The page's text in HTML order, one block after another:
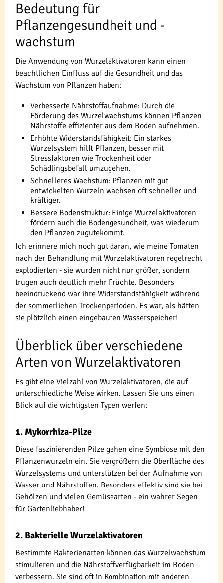
Bedeutung für
Pflanzengesundheit und -
wachstum
Die Anwendung von Wurzelaktivatoren kann einen
beachtlichen Einfluss auf die Gesundheit und das
Wachstum von Pflanzen haben:
Verbesserte Nährstoffaufnahme: Durch die
Förderung des Wurzelwachstums können Pflanzen
Nährstoffe effizienter aus dem Boden aufnehmen.
Erhöhte Widerstandsfähigkeit: Ein starkes
Wurzelsystem hilft Pflanzen, besser mit
Stressfaktoren wie Trockenheit oder
Schädlingsbefall umzugehen.
Schnelleres Wachstum: Pflanzen mit gut
entwickelten Wurzeln wachsen oft schneller und
kräftiger.
Bessere Bodenstruktur: Einige Wurzelaktivatoren
fördern auch die Bodengesundheit, was wiederum
den Pflanzen zugutekommt.
Ich erinnere mich noch gut daran, wie meine Tomaten
nach der Behandlung mit Wurzelaktivatoren regelrecht
explodierten - sie wurden nicht nur größer, sondern
trugen auch deutlich mehr Früchte. Besonders
beeindruckend war ihre Widerstandsfähigkeit während
der sommerlichen Trockenperioden. Es war, als hätten
sie plötzlich einen eingebauten Wasserspeicher!
Überblick über verschiedene
Arten von Wurzelaktivatoren
Es gibt eine Vielzahl von Wurzelaktivatoren, die auf
unterschiedliche Weise wirken. Lassen Sie uns einen
Blick auf die wichtigsten Typen werfen:
1. Mykorrhiza-Pilze
Diese faszinierenden Pilze gehen eine Symbiose mit den
Pflanzenwurzeln ein. Sie vergrößern die Oberfläche des
Wurzelsystems und unterstützen bei der Aufnahme von
Wasser und Nährstoffen. Besonders effektiv sind sie bei
Gehölzen und vielen Gemüsearten - ein wahrer Segen
für Gartenliebhaber!
2. Bakterielle Wurzelaktivatoren
Bestimmte Bakterienarten können das Wurzelwachstum
stimulieren und die Nährstoffverfügbarkeit im Boden
verbessern. Sie sind oft in Kombination mit anderen